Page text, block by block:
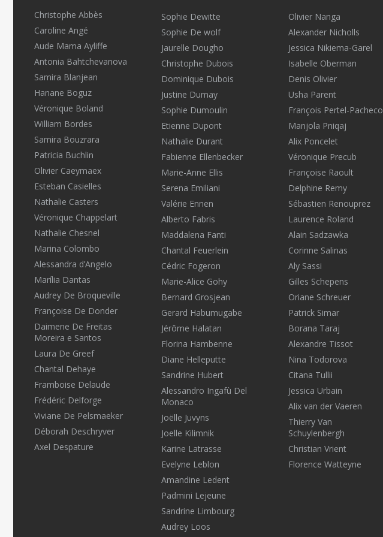
Christophe Abbès
Caroline Angé
Aude Mama Ayliffe
Antonia Bahtchevanova
Samira Blanjean
Hanane Boguz
Véronique Boland
William Bordes
Samira Bouzrara
Patricia Buchlin
Olivier Caeymaex
Esteban Casielles
Nathalie Casters
Véronique Chappelart
Nathalie Chesnel
Marina Colombo
Alessandra d’Angelo
Marília Dantas
Audrey De Broqueville
Françoise De Donder
Daimene De Freitas
Moreira e Santos
Laura De Greef
Chantal Dehaye
Framboise Delaude
Frédéric Delforge
Viviane De Pelsmaeker
Déborah Deschryver
Axel Despature
Sophie Dewitte
Sophie De wolf
Jaurelle Dougho
Christophe Dubois
Dominique Dubois
Justine Dumay
Sophie Dumoulin
Etienne Dupont
Nathalie Durant
Fabienne Ellenbecker
Marie-Anne Ellis
Serena Emiliani
Valérie Ennen
Alberto Fabris
Maddalena Fanti
Chantal Feuerlein
Cédric Fogeron
Marie-Alice Gohy
Bernard Grosjean
Gerard Habumugabe
Jérôme Halatan
Florina Hambenne
Diane Helleputte
Sandrine Hubert
Alessandro Ingafù Del
Monaco
Joëlle Juvyns
Joelle Kilimnik
Karine Latrasse
Evelyne Leblon
Amandine Ledent
Padmini Lejeune
Sandrine Limbourg
Audrey Loos
Olivier Nanga
Alexander Nicholls
Jessica Nikiema-Garel
Isabelle Oberman
Denis Olivier
Usha Parent
François Pertel-Pacheco
Manjola Pniqaj
Alix Poncelet
Véronique Precub
Françoise Raoult
Delphine Remy
Sébastien Renouprez
Laurence Roland
Alain Sadzawka
Corinne Salinas
Aly Sassi
Gilles Schepens
Oriane Schreuer
Patrick Simar
Borana Taraj
Alexandre Tissot
Nina Todorova
Citana Tullii
Jessica Urbain
Alix van der Vaeren
Thierry Van
Schuylenbergh
Christian Vrient
Florence Watteyne